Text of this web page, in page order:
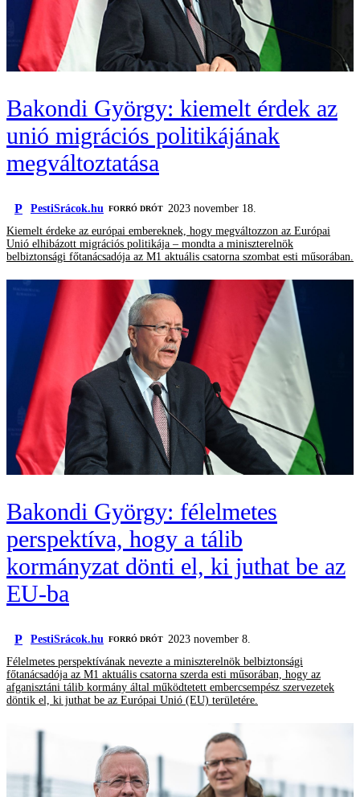
Bakondi György: kiemelt érdek az
unió migrációs politikájának
megváltoztatása
P PestiSrácok.hu FORRÓ DRÓT
2023 november 18.
Kiemelt érdeke az európai embereknek, hogy megváltozzon az Európai
Unió elhibázott migrációs politikája – mondta a miniszterelnök
belbiztonsági főtanácsadója az M1 aktuális csatorna szombat esti műsorában.
Bakondi György: félelmetes
perspektíva, hogy a tálib
kormányzat dönti el, ki juthat be az
EU-ba
P PestiSrácok.hu FORRÓ DRÓT
2023 november 8.
Félelmetes perspektívának nevezte a miniszterelnök belbiztonsági
főtanácsadója az M1 aktuális csatorna szerda esti műsorában, hogy az
afganisztáni tálib kormány által működtetett embercsempész szervezetek
döntik el, ki juthat be az Európai Unió (EU) területére.